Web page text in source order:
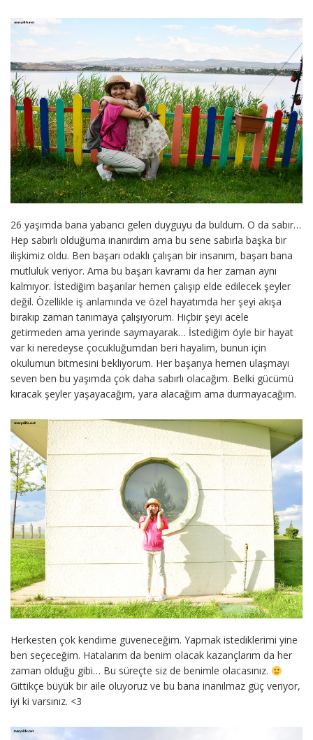
26 yaşımda bana yabancı gelen duyguyu da buldum. O da sabır…
Hep sabırlı olduğuma inanırdım ama bu sene sabırla başka bir
ilişkimiz oldu. Ben başarı odaklı çalışan bir insanım, başarı bana
mutluluk veriyor. Ama bu başarı kavramı da her zaman aynı
kalmıyor. İstediğim başarılar hemen çalışıp elde edilecek şeyler
değil. Özellikle iş anlamında ve özel hayatımda her şeyi akışa
bırakıp zaman tanımaya çalışıyorum. Hiçbir şeyi acele
getirmeden ama yerinde saymayarak… İstediğim öyle bir hayat
var ki neredeyse çocukluğumdan beri hayalim, bunun için
okulumun bitmesini bekliyorum. Her başarıya hemen ulaşmayı
seven ben bu yaşımda çok daha sabırlı olacağım. Belki gücümü
kıracak şeyler yaşayacağım, yara alacağım ama durmayacağım.
Herkesten çok kendime güveneceğim. Yapmak istediklerimi yine
ben seçeceğim. Hatalarım da benim olacak kazançlarım da her
zaman olduğu gibi… Bu süreçte siz de benimle olacasınız.
Gittikçe büyük bir aile oluyoruz ve bu bana inanılmaz güç veriyor,
iyi ki varsınız. <3